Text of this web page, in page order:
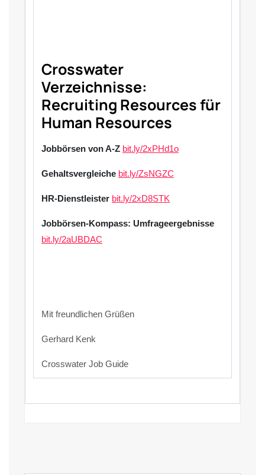
Crosswater
Verzeichnisse:
Recruiting Resources für
Human Resources
Jobbörsen von A-Z bit.ly/2xPHd1o
Gehaltsvergleiche bit.ly/ZsNGZC
HR-Dienstleister bit.ly/2xD8STK
Jobbörsen-Kompass: Umfrageergebnisse
bit.ly/2aUBDAC
Mit freundlichen Grüßen
Gerhard Kenk
Crosswater Job Guide